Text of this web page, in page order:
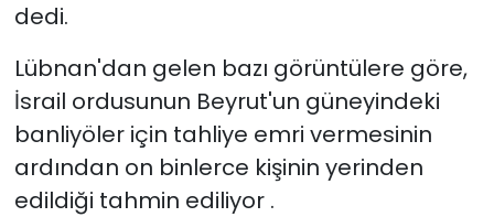
dedi.
Lübnan'dan gelen bazı görüntülere göre,
İsrail ordusunun Beyrut'un güneyindeki
banliyöler için tahliye emri vermesinin
ardından on binlerce kişinin yerinden
edildiği tahmin ediliyor .